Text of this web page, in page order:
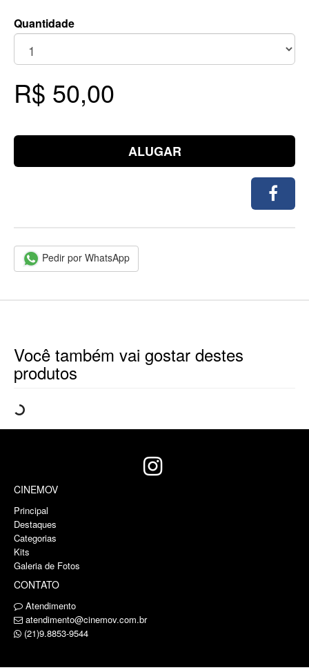
Quantidade
R$ 50,00
ALUGAR
Pedir por WhatsApp
Você também vai gostar destes
produtos
CINEMOV
Principal
Destaques
Categorias
Kits
Galeria de Fotos
CONTATO
Atendimento
atendimento@cinemov.com.br
(21)9.8853-9544